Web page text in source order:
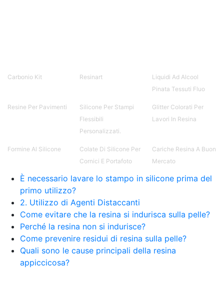
Carbonio Kit Resinart
Liquidi Ad Alcool
Pinata Tessuti Fluo
Resine Per Pavimenti
Silicone Per Stampi
Flessibili
Personalizzati.
Glitter Colorati Per
Lavori In Resina
Formine Al Silicone
Colate Di Silicone Per
Cornici E Portafoto
Cariche Resina A Buon
Mercato
È necessario lavare lo stampo in silicone prima del
primo utilizzo?
2. Utilizzo di Agenti Distaccanti
Come evitare che la resina si indurisca sulla pelle?
Perché la resina non si indurisce?
Come prevenire residui di resina sulla pelle?
Quali sono le cause principali della resina
appiccicosa?